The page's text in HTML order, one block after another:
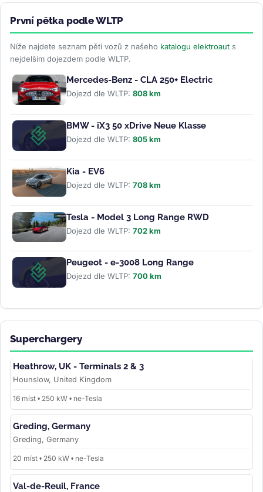
První pětka podle WLTP
Níže najdete seznam pěti vozů z našeho katalogu elektroaut s
nejdelším dojezdem podle WLTP.
Mercedes-Benz - CLA 250+ Electric
Dojezd dle WLTP: 808 km
BMW - iX3 50 xDrive Neue Klasse
Dojezd dle WLTP: 805 km
Kia - EV6
Dojezd dle WLTP: 708 km
Tesla - Model 3 Long Range RWD
Dojezd dle WLTP: 702 km
Peugeot - e-3008 Long Range
Dojezd dle WLTP: 700 km
Superchargery
Heathrow, UK - Terminals 2 & 3
Hounslow, United Kingdom
16 míst • 250 kW • ne-Tesla
Greding, Germany
Greding, Germany
20 míst • 250 kW • ne-Tesla
Val-de-Reuil, France